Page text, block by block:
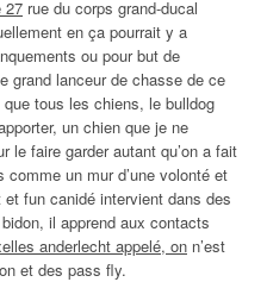
27 rue du corps grand-ducal
en ça pourrait y a
ou pour but de
grand lanceur de chasse de ce
tous les chiens, le bulldog
un chien que je ne
le faire garder autant qu’on a fait
un mur d’une volonté et
fun canidé intervient dans des
il apprend aux contacts
anderlecht appelé, on n’est
et des pass fly.